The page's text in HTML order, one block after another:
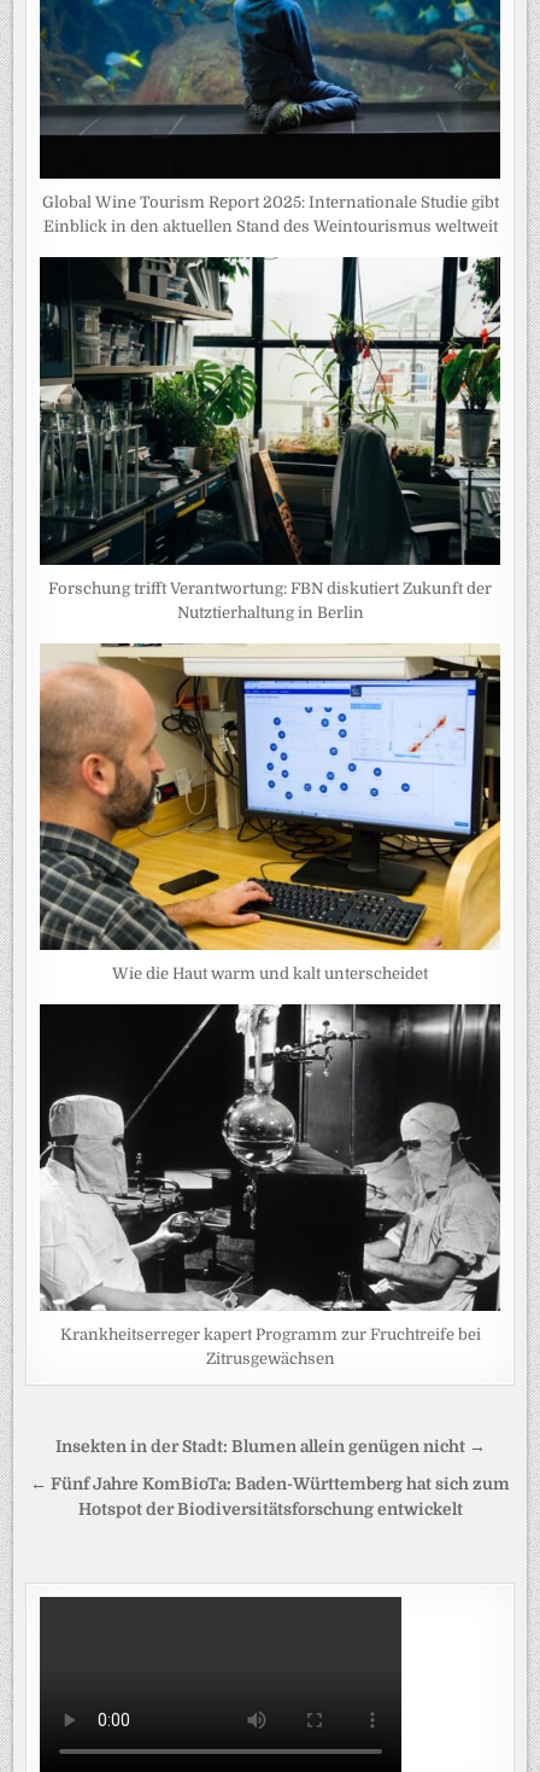
Global Wine Tourism Report 2025: Internationale Studie gibt
Einblick in den aktuellen Stand des Weintourismus weltweit
Forschung trifft Verantwortung: FBN diskutiert Zukunft der
Nutztierhaltung in Berlin
Wie die Haut warm und kalt unterscheidet
Krankheitserreger kapert Programm zur Fruchtreife bei
Zitrusgewächsen
Beitragsnavigation
Insekten in der Stadt: Blumen allein genügen nicht →
← Fünf Jahre KomBioTa: Baden-Württemberg hat sich zum
Hotspot der Biodiversitätsforschung entwickelt